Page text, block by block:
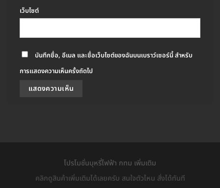
เว็บไซต์
บันทึกชื่อ, อีเมล และชื่อเว็บไซต์ของฉันบนเบราว์เซอร์นี้ สำหรับ
การแสดงความเห็นครั้งถัดไป
โปรโมชั่นบุหรี่ไฟฟ้า กทม เพิ่มเติม
คลิกดูสินค้าเพิ่มเติมได้เลยครับ สนใจตัวไหน สั่งได้ทันที